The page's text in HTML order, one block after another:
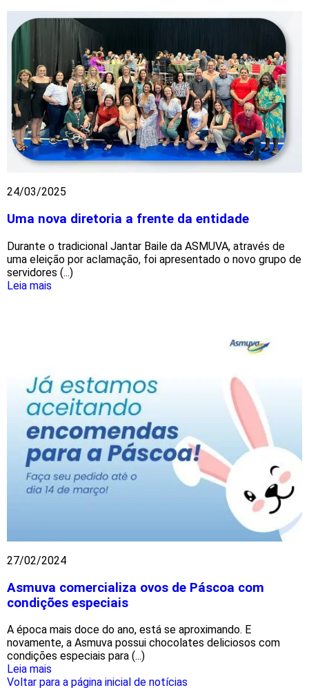
24/03/2025
Uma nova diretoria a frente da entidade
Durante o tradicional Jantar Baile da ASMUVA, através de
uma eleição por aclamação, foi apresentado o novo grupo de
servidores (...)
Leia mais
27/02/2024
Asmuva comercializa ovos de Páscoa com
condições especiais
A época mais doce do ano, está se aproximando. E
novamente, a Asmuva possui chocolates deliciosos com
condições especiais para (...)
Leia mais
Voltar para a página inicial de notícias